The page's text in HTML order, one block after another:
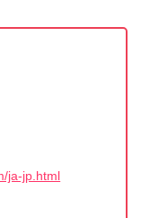
ja-jp.html